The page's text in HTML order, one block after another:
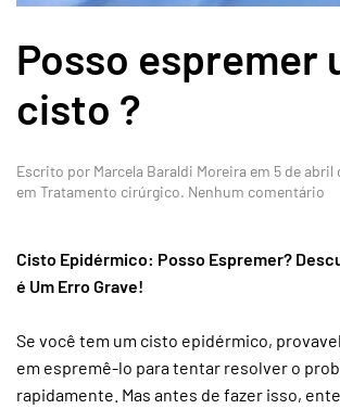
Posso espremer
cisto ?
Escrito por Marcela Baraldi Moreira em 5 de abril
em Tratamento cirúrgico. Nenhum comentário
Cisto Epidérmico: Posso Espremer?
é Um Erro Grave!
Se você tem um cisto epidérmico,
em espremê-lo para tentar resolver o
rapidamente. Mas antes de fazer isso,